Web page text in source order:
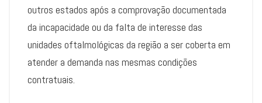
outros estados após a comprovação documentada
da incapacidade ou da falta de interesse das
unidades oftalmológicas da região a ser coberta em
atender a demanda nas mesmas condições
contratuais.